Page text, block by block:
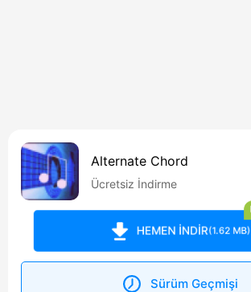
Alternate Chord
Ücretsiz İndirme
HEMEN İNDİR(1.62 MB)
Sürüm Geçmişi